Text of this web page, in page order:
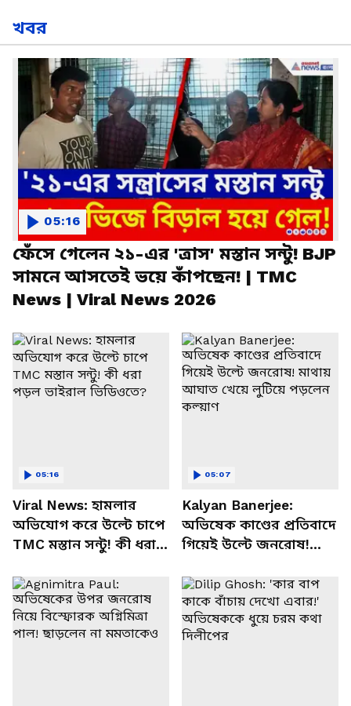
খবর
ফেঁসে গেলেন ২১-এর 'ত্রাস' মস্তান সন্টু! BJP
সামনে আসতেই ভয়ে কাঁপছেন! | TMC
News | Viral News 2026
05:16
Viral News: হামলার
অভিযোগ করে উল্টে চাপে
TMC মস্তান সন্টু! কী ধরা
05:16
Kalyan Banerjee:
অভিষেক কাণ্ডের প্রতিবাদে
গিয়েই উল্টে জনরোষ!
পড়লেন কল্য়াণ
05:07